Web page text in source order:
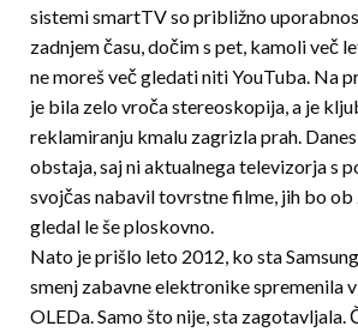
sistemi smartTV so približno
zadnjem času, dočim s pet, kamoli več
ne moreš več gledati niti You­Tuba. Na
je bila zelo vroča stereoskopija, a je
reklamiranju kmalu zagrizla prah.
obstaja, saj ni aktualnega televizorja s
svojčas nabavil tovrstne filme, jih bo ob
gledal le še ploskovno.
Nato je prišlo leto 2012, ko sta
smenj zabavne elektronike spremenila
OLEDa. Samo što nije, sta zagotavljala.